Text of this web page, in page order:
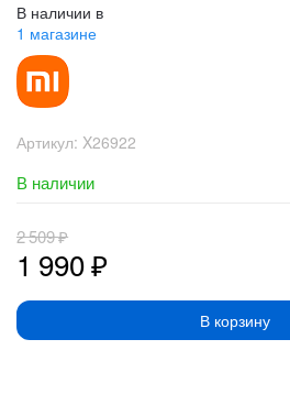
В наличии в
1 магазине
Артикул: X26922
В наличии
1 990₽
2 509₽
В корзину